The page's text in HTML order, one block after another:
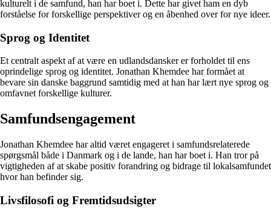
kulturelt i de samfund, han har boet i. Dette har givet ham en dyb
forståelse for forskellige perspektiver og en åbenhed over for nye ideer.
Sprog og Identitet
Et centralt aspekt af at være en udlandsdansker er forholdet til ens
oprindelige sprog og identitet. Jonathan Khemdee har formået at
bevare sin danske baggrund samtidig med at han har lært nye sprog og
omfavnet forskellige kulturer.
Samfundsengagement
Jonathan Khemdee har altid været engageret i samfundsrelaterede
spørgsmål både i Danmark og i de lande, han har boet i. Han tror på
vigtigheden af at skabe positiv forandring og bidrage til lokalsamfundet
hvor han befinder sig.
Livsfilosofi og Fremtidsudsigter